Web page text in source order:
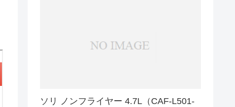
ソリ ノンフライヤー 4.7L（CAF-L501-